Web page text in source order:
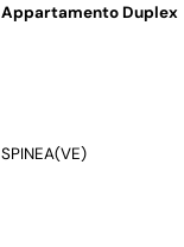
Appartamento Duplex
SPINEA(VE)